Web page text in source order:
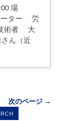
場
ーター 労
術者 大
ん（近
次のページ →